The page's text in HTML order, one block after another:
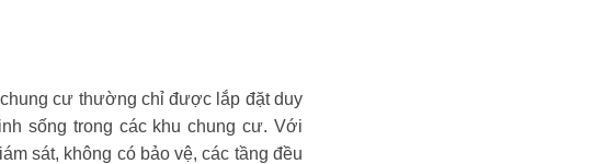
cư thường chỉ được lắp đặt duy
sống trong các khu chung cư. Với
sát, không có bảo vệ, các tầng đều